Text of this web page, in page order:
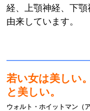
経、上顎神経、下
由来しています。
若い女は美しい
と美しい。
ウォルト・ホイットマン（